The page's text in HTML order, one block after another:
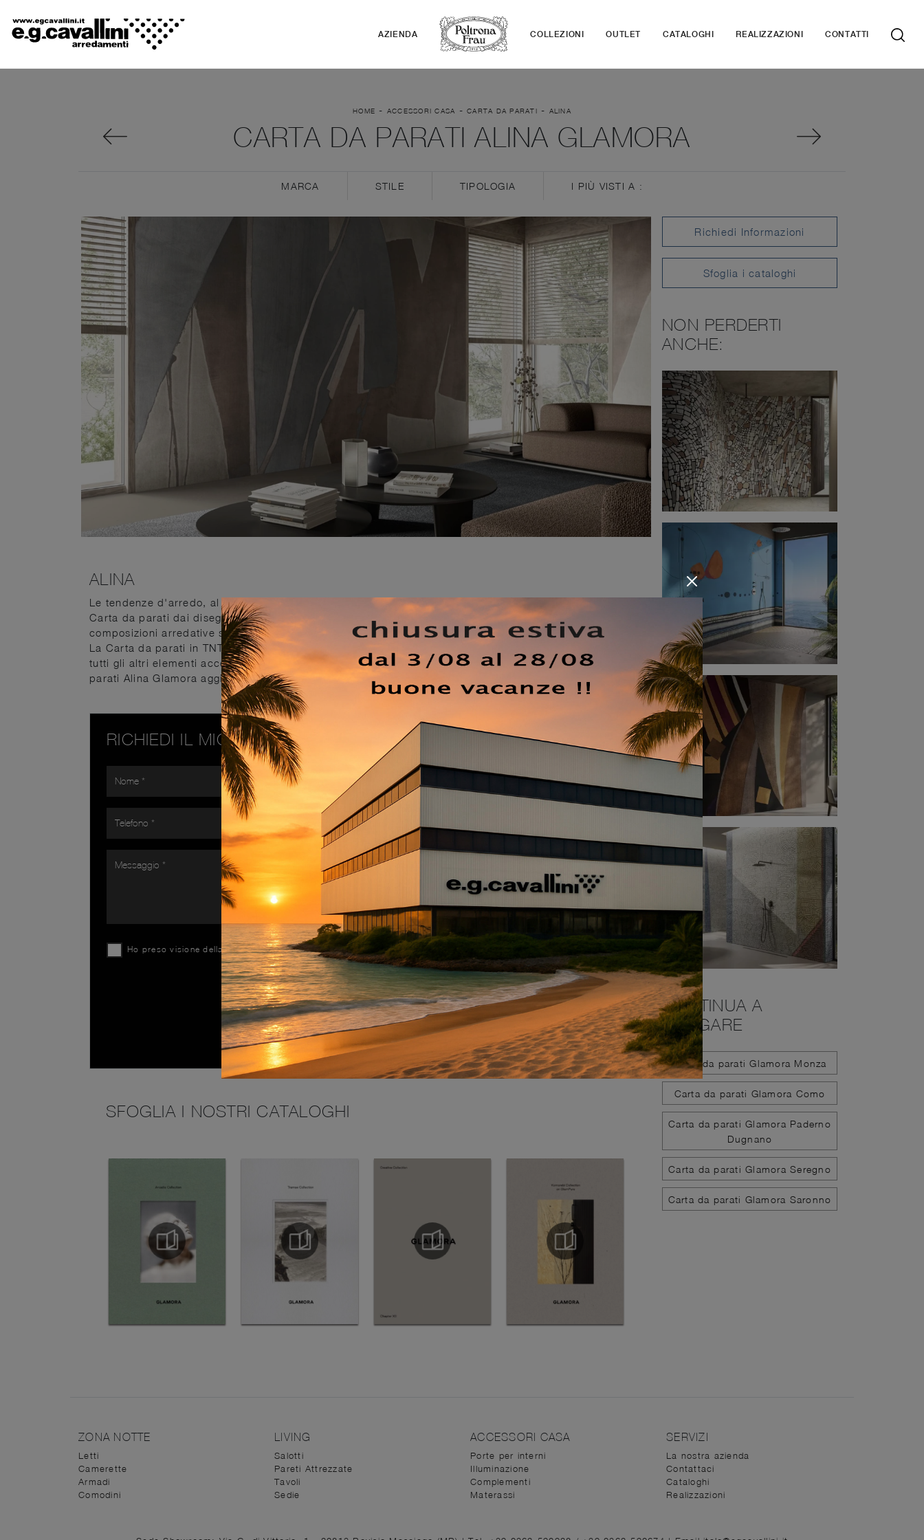
AZIENDA COLLEZIONI OUTLET CATALOGHI REALIZZAZIONI CONTATTI
HOME - ACCESSORI CASA -CARTA DA PARATI - ALINA
CARTA DA PARATI ALINA GLAMORA
MARCA STILE TIPOLOGIA I PIÙ VISTI A :
ALINA
Le tendenze d'arredo, al giorno d'oggi, riservano ai muri di casa ilruolo di valorizzare gli ambienti con
Carta da parati dai disegni grafici raffinati. In showroom potrai toccare con mano le più belle
composizioni arredative sul mercato, frutto della pluriennale esperienza dei migliori brand nel campo.
La Carta da parati in TNT design, come questa di Glamora, è realizzata con materiali pregiati, così come
tutti gli altri elementi accessori dell'azienda. Fra le svariate proposte che presentiamo, la Carta da
parati Alina Glamora aggiungerà un tocco di gusto e design ai muri della tua casa.
RICHIEDI IL MIGLIOR PREZZO
Ho preso visione dellaPrivacy Policy
INVIA
SFOGLIA I NOSTRI CATALOGHI
Richiedi Informazioni
Sfoglia i cataloghi
NON PERDERTI
ANCHE:
CONTINUA A
NAVIGARE
Carta da parati Glamora Monza
Carta da parati Glamora Como
Carta da parati Glamora Paderno
Dugnano
Carta da parati Glamora Seregno
Carta da parati Glamora Saronno
ZONA NOTTE
Letti
Camerette
Armadi
Comodini
LIVING
Salotti
Pareti Attrezzate
Tavoli
Sedie
ACCESSORI CASA
Porte per interni
Illuminazione
Complementi
Materassi
SERVIZI
La nostra azienda
Contattaci
Cataloghi
Realizzazioni